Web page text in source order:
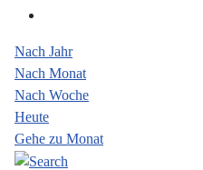
Nach Jahr
Nach Monat
Nach Woche
Heute
Gehe zu Monat